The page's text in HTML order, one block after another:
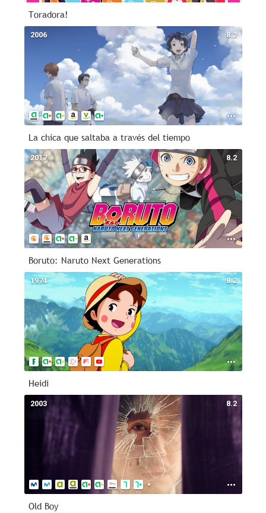
Toradora!
8.2
2006
La chica que saltaba a través del tiempo
8.2
2017
Boruto: Naruto Next Generations
8.2
1974
Heidi
8.2
2003
Old Boy